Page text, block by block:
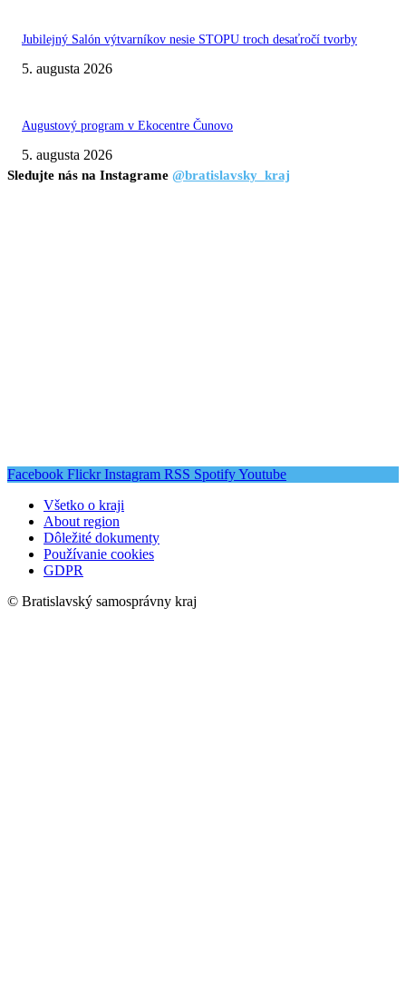
Jubilejný Salón výtvarníkov nesie STOPU troch desaťročí tvorby
5. augusta 2026
Augustový program v Ekocentre Čunovo
5. augusta 2026
Sledujte nás na Instagrame @bratislavsky_kraj
Facebook Flickr Instagram RSS SpotifyYoutube
Všetko o kraji
About region
Dôležité dokumenty
Používanie cookies
GDPR
© Bratislavský samosprávny kraj